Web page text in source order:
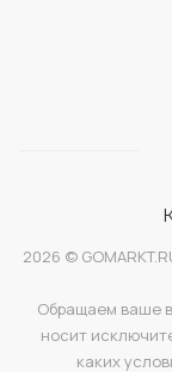
2026 ©
Обращаем ваше
носит
каких